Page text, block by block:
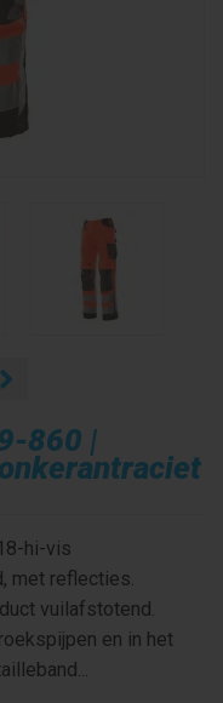
860 |
hi-vis
met reflecties.
vuilafstotend.
en in het